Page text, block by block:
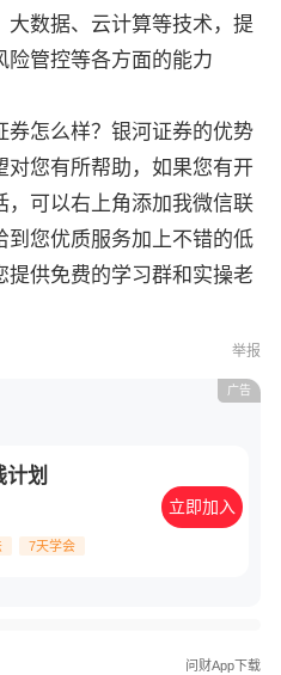
大数据、云计算等技术，提
险管控等各方面的能力
券怎么样？银河证券的优势
对您有所帮助，如果您有开
，可以右上角添加我微信联
到您优质服务加上不错的低
提供免费的学习群和实操老
举报
划
7天学会
立即加入
广告
问财App下载